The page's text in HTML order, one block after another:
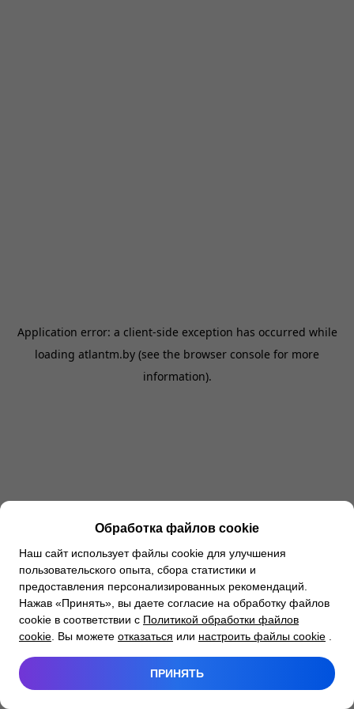
Application error: a client-side exception has occurred while
loading atlantm.by (see the browser console for more
information).
Обработка файлов cookie
Наш сайт использует файлы cookie для улучшения
пользовательского опыта, сбора статистики и
предоставления персонализированных рекомендаций.
Нажав «Принять», вы даете согласие на обработку файлов
cookie в соответствии с Политикой обработки файлов
cookie . Вы можете отказаться или настроить файлы cookie
ПРИНЯТЬ